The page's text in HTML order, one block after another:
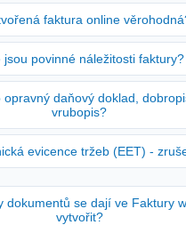
faktura online
jsou povinné náležitosti faktury?
opravný daňový doklad,
vrubopis?
evicence tržeb (EET) -
dokumentů se dají ve Faktury
vytvořit?